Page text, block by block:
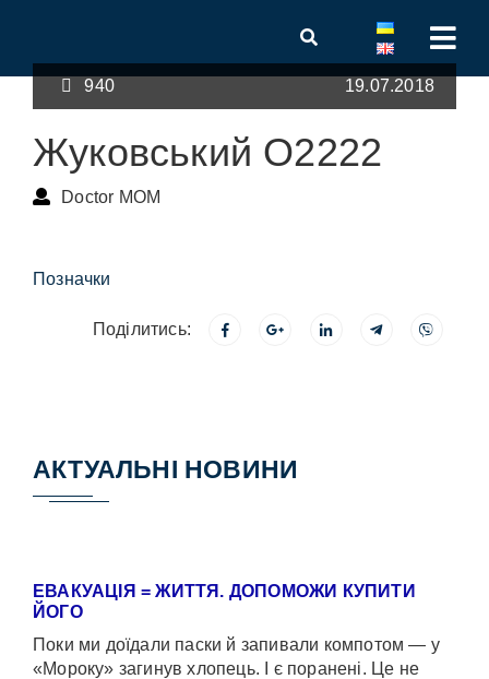
940 19.07.2018
Жуковський О2222
Doctor MOM
Позначки
Поділитись:
АКТУАЛЬНІ НОВИНИ
ЕВАКУАЦІЯ = ЖИТТЯ. ДОПОМОЖИ КУПИТИ
ЙОГО
Поки ми доїдали паски й запивали компотом — у
«Мороку» загинув хлопець. І є поранені. Це не